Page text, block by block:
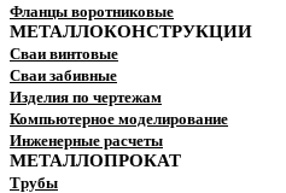
Фланцы воротниковые
МЕТАЛЛОКОНСТРУКЦИИ
Сваи винтовые
Сваи забивные
Изделия по чертежам
Компьютерное моделирование
Инженерные расчеты
МЕТАЛЛОПРОКАТ
Трубы